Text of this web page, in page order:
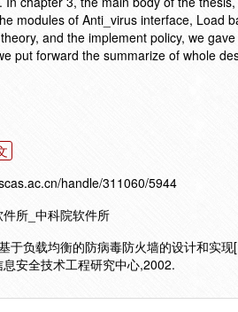
modules of Anti_virus interface, Load
and the implement policy, we
put forward the summarize of whole
handle/311060/5944
所_中科院软件所
于负载均衡的防病毒防火墙的设计和实
安全技术工程研究中心,2002.